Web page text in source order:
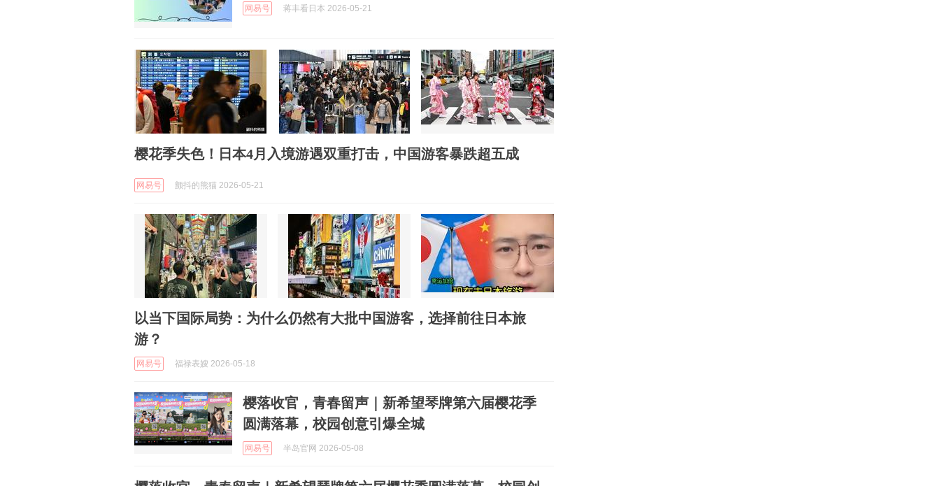
网易号 蒋丰看日本 2026-05-21
樱花季失色！日本4月入境游遇双重打击，中国游客暴跌超五成
网易号 颤抖的熊猫 2026-05-21
以当下国际局势：为什么仍然有大批中国游客，选择前往日本旅
游？
网易号 福禄表嫂 2026-05-18
樱落收官，青春留声｜新希望琴牌第六届樱花季
圆满落幕，校园创意引爆全城
网易号 半岛官网 2026-05-08